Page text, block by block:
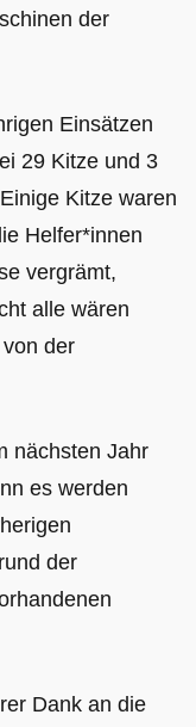
der
Einsätzen
29 Kitze und 3
Kitze waren
Helfer*innen
vergrämt,
alle wären
der
nächsten Jahr
es werden
der
Dank an die